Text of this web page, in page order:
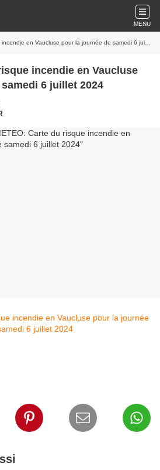
MENU
en Vaucluse pour la journée de samedi 6 juillet 2024
incendie en Vaucluse
6 juillet 2024